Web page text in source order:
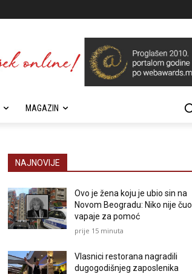
MAGAZIN
NAJNOVIJE
Ovo je žena koju je ubio sin na
Novom Beogradu: Niko nije čuo
vapaje za pomoć
prije 15 minuta
Vlasnici restorana nagradili
dugogodišnjeg zaposlenika